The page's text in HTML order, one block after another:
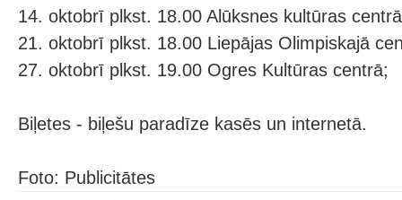
14. oktobrī plkst. 18.00 Alūksnes kultūras
21. oktobrī plkst. 18.00 Liepājas Olimpiskajā
27. oktobrī plkst. 19.00 Ogres Kultūras centrā;
Biļetes - biļešu paradīze kasēs un internetā.
Foto: Publicitātes